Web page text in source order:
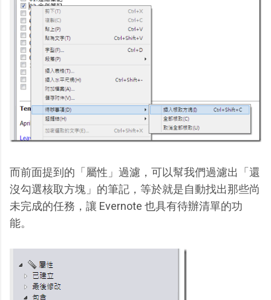
而前面提到的「屬性」過濾，可以幫我們過濾出「還
沒勾選核取方塊」的筆記，等於就是自動找出那些尚
未完成的任務，讓 Evernote 也具有待辦清單的功
能。